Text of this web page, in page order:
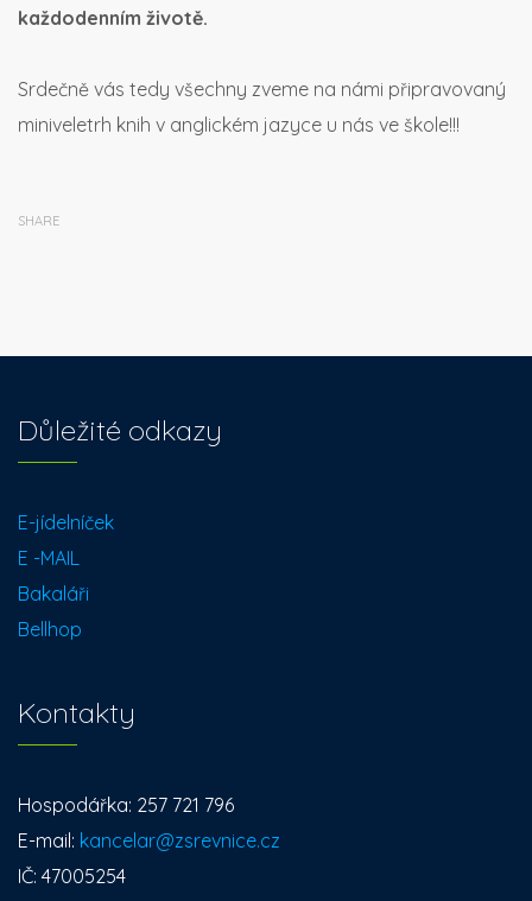
každodenním životě.
Srdečně vás tedy všechny zveme na námi připravovaný
miniveletrh knih v anglickém jazyce u nás ve škole!!!
SHARE
Důležité odkazy
E-jídelníček
E -MAIL
Bakaláři
Bellhop
Kontakty
Hospodářka: 257 721 796
E-mail: kancelar@zsrevnice.cz
IČ: 47005254